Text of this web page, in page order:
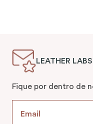
LEATHER
Fique por dentro de